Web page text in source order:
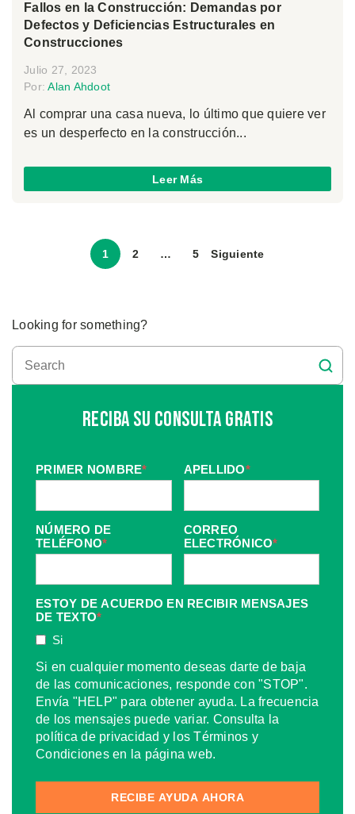
Fallos en la Construcción: Demandas por
Defectos y Deficiencias Estructurales en
Construcciones
Julio 27, 2023
Por:Alan Ahdoot
Al comprar una casa nueva, lo último que quiere ver
es un desperfecto en la construcción...
Leer Más
1 2 … 5 Siguiente
Looking for something?
Reciba Su Consulta Gratis
PRIMER NOMBRE* APELLIDO*
NÚMERO DE
TELÉFONO*
CORREO
ELECTRÓNICO*
ESTOY DE ACUERDO EN RECIBIR MENSAJES
DE TEXTO*
Si
Si en cualquier momento deseas darte de baja
de las comunicaciones, responde con "STOP".
Envía "HELP" para obtener ayuda. La frecuencia
de los mensajes puede variar. Consulta la
política de privacidad y los Términos y
Condiciones en la página web.